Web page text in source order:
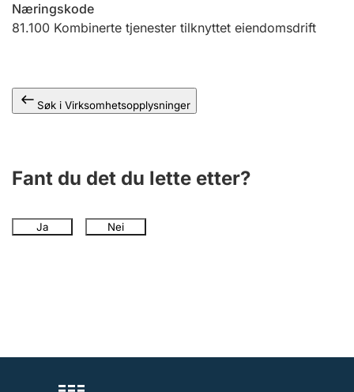
Offentlig sektor
Næringskode
81.100 Kombinerte tjenester tilknyttet eiendomsdrift
Søk i Virksomhetsopplysninger
Fant du det du lette etter?
Ja Nei